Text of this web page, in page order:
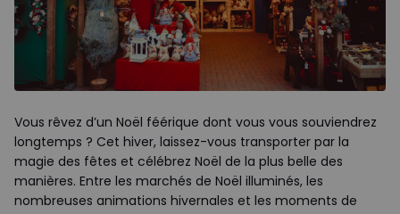
Vous rêvez d’un Noël féérique dont vous vous souviendrez
longtemps ? Cet hiver, laissez-vous transporter par la
magie des fêtes et célébrez Noël de la plus belle des
manières. Entre les marchés de Noël illuminés, les
nombreuses animations hivernales et les moments de